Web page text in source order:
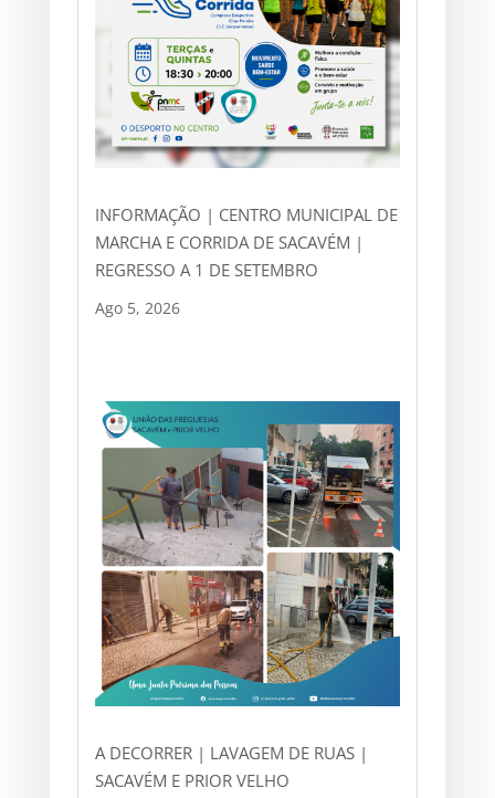
INFORMAÇÃO | CENTRO MUNICIPAL DE
MARCHA E CORRIDA DE SACAVÉM |
REGRESSO A 1 DE SETEMBRO
Ago 5, 2026
A DECORRER | LAVAGEM DE RUAS |
SACAVÉM E PRIOR VELHO